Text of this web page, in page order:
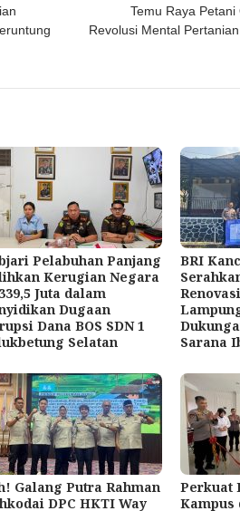
Temu Raya
Revolusi Mental
Pelabuhan Panjang
Kerugian Negara
Juta dalam
Dugaan
Dana BOS SDN 1
Selatan
BRI
Sarana
Galang Putra Rahman
DPC HKTI Way
Perkuat
Kampus